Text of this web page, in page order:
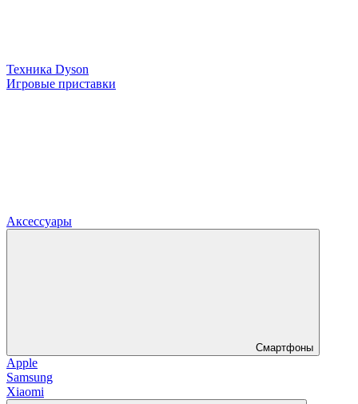
Техника Dyson
Игровые приставки
Аксессуары
Смартфоны
Apple
Samsung
Xiaomi